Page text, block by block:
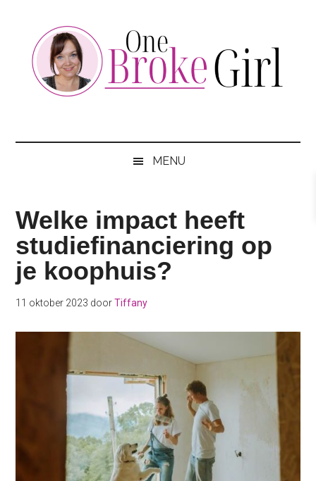
content
secondary
MENU
Welke impact heeft
studiefinanciering op
je koophuis?
11 oktober 2023 doorTiffany